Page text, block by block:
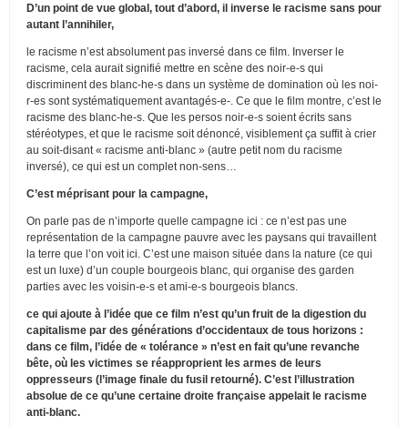
D’un point de vue global, tout d’abord, il inverse le racisme sans pour
autant l’annihiler,
le racisme n’est absolument pas inversé dans ce film. Inverser le
racisme, cela aurait signifié mettre en scène des noir-e-s qui
discriminent des blanc-he-s dans un système de domination où les noi-
r-es sont systématiquement avantagés-e-. Ce que le film montre, c’est le
racisme des blanc-he-s. Que les persos noir-e-s soient écrits sans
stéréotypes, et que le racisme soit dénoncé, visiblement ça suffit à crier
au soit-disant « racisme anti-blanc » (autre petit nom du racisme
inversé), ce qui est un complet non-sens…
C’est méprisant pour la campagne,
On parle pas de n’importe quelle campagne ici : ce n’est pas une
représentation de la campagne pauvre avec les paysans qui travaillent
la terre que l’on voit ici. C’est une maison située dans la nature (ce qui
est un luxe) d’un couple bourgeois blanc, qui organise des garden
parties avec les voisin-e-s et ami-e-s bourgeois blancs.
ce qui ajoute à l’idée que ce film n’est qu’un fruit de la digestion du
capitalisme par des générations d’occidentaux de tous horizons :
dans ce film, l’idée de « tolérance » n’est en fait qu’une revanche
bête, où les victimes se réapproprient les armes de leurs
oppresseurs (l’image finale du fusil retourné). C’est l’illustration
absolue de ce qu’une certaine droite française appelait le racisme
anti-blanc.